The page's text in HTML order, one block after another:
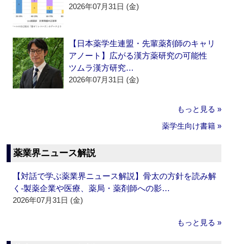
2026年07月31日 (金)
【日本薬学生連盟・先輩薬剤師のキャリ
アノート】広がる漢方薬研究の可能性
ツムラ漢方研究…
2026年07月31日 (金)
もっと見る »
薬学生向け書籍 »
薬業界ニュース解説
【対話で学ぶ薬業界ニュース解説】骨太の方針を読み解
く‐製薬企業や医療、薬局・薬剤師への影…
2026年07月31日 (金)
もっと見る »